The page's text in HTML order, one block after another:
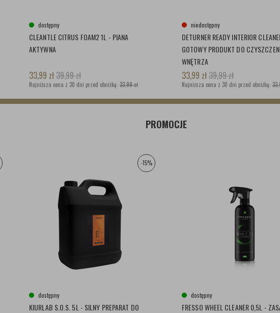
dostępny
CLEANTLE CITRUS FOAM2 1L - PIANA
AKTYWNA
33,99 zł39,99zł
Najniższa cena z 30 dni przed obniżką: 33,99 zł
niedostępny
DETURNER READY INTERIOR
GOTOWY PRODUKT DO
WNĘTRZA
33,99 zł39,99zł
Najniższa cena z 30 dni przed obniżką:
PROMOCJE
-15%
dostępny
KIURLAB S.O.S. 5L - SILNY PREPARAT DO
dostępny
FRESSO WHEEL CLEANER 0,5L -